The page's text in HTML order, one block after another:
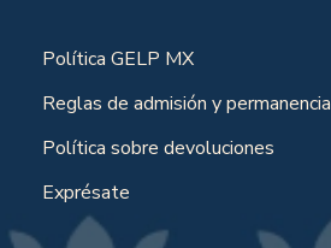
Política GELP MX
Reglas de admisión y permanencia
Política sobre devoluciones
Exprésate